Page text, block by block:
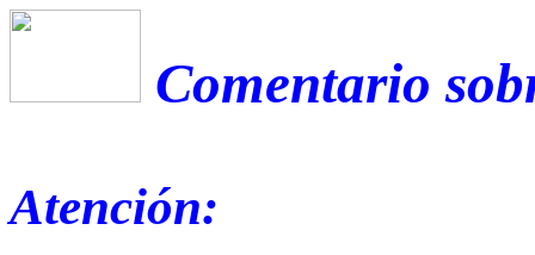
Comentario
Atención: